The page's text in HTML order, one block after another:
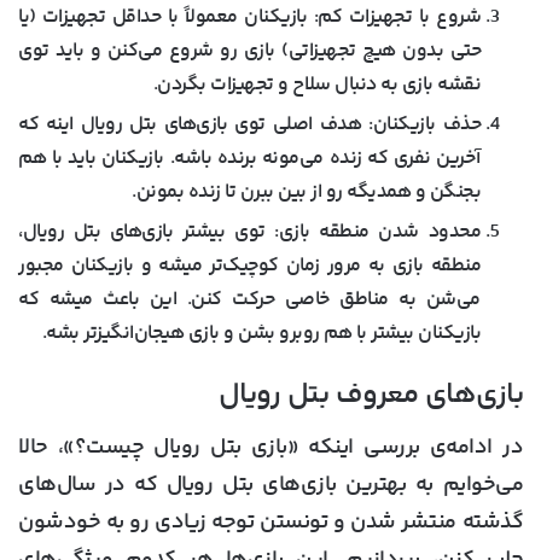
شروع با تجهیزات کم: بازیکنان معمولاً با حداقل تجهیزات (یا
حتی بدون هیچ تجهیزاتی) بازی رو شروع می‌کنن و باید توی
نقشه بازی به دنبال سلاح و تجهیزات بگردن.
حذف بازیکنان: هدف اصلی توی بازی‌های بتل رویال اینه که
آخرین نفری که زنده می‌مونه برنده باشه. بازیکنان باید با هم
بجنگن و همدیگه رو از بین ببرن تا زنده بمونن.
محدود شدن منطقه بازی: توی بیشتر بازی‌های بتل رویال،
منطقه بازی به مرور زمان کوچیک‌تر میشه و بازیکنان مجبور
می‌شن به مناطق خاصی حرکت کنن. این باعث میشه که
بازیکنان بیشتر با هم روبرو بشن و بازی هیجان‌انگیزتر بشه.
بازی‌های معروف بتل رویال
در ادامه‌ی بررسی اینکه «بازی بتل رویال چیست؟»، حالا
می‌خوایم به بهترین بازی‌های بتل رویال که در سال‌های
گذشته منتشر شدن و تونستن توجه زیادی رو به خودشون